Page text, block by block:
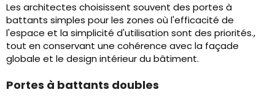
Les architectes choisissent souvent des portes à
battants simples pour les zones où l'efficacité de
l'espace et la simplicité d'utilisation sont des priorités.,
tout en conservant une cohérence avec la façade
globale et le design intérieur du bâtiment.
Portes à battants doubles